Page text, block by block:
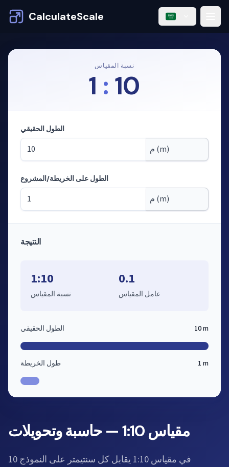
CalculateScale
مقياس 1:10 — حاسبة وتحويلات
في مقياس 1:10 يقابل كل سنتيمتر على النموذج 10
نسبة المقياس
1 : 10
الوضع: حساب الأطوال من المقياس
الطول الحقيقي
الطول على الخريطة/المشروع
النتيجة
1:10
نسبة المقياس
0.1
عامل المقياس
الطول الحقيقي 10 m
طول الخريطة 1 m